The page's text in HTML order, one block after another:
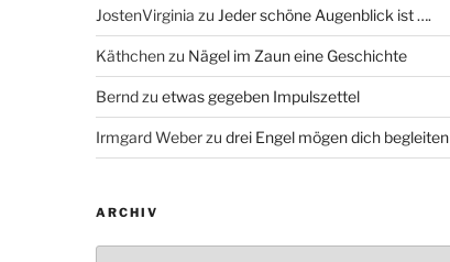
JostenVirginia zu Jeder schöne Augenblick ist ….
Käthchenzu Nägel im Zaun eine Geschichte
Berndzu etwas gegeben Impulszettel
Irmgard Weberzu drei Engel mögen dich begleiten
ARCHIV